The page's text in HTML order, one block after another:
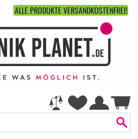
ALLE PRODUKTE VERSANDKOSTENFREI!